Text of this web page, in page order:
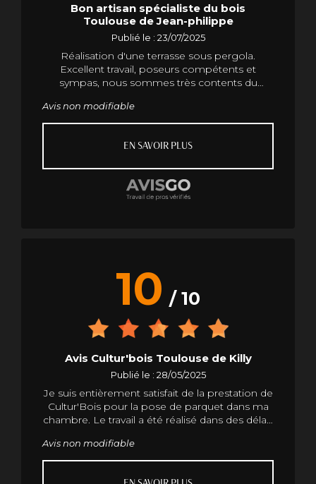
Bon artisan spécialiste du bois
Toulouse de Jean-philippe
Publié le : 23/07/2025
Réalisation d'une terrasse sous pergola.
Excellent travail, poseurs compétents et
sympas, nous sommes très contents du
Avis non modifiable
EN SAVOIR PLUS
10 / 10
Avis Cultur'bois Toulouse de Killy
Publié le : 28/05/2025
Je suis entièrement satisfait de la prestation de
Cultur'Bois pour la pose de parquet dans ma
chambre. Le travail a été réalisé dans des délais
qualité/prix est excellent, avec des finitions
impeccables. J’ai particulièrement apprécié
Avis non modifiable